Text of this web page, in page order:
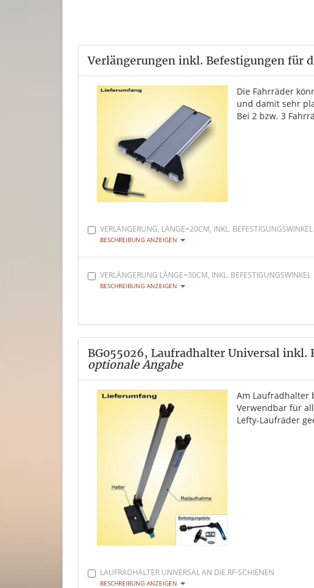
Verlängerungen inkl. Befestigungen für
Die Fahrräder
und damit sehr
Bei 2 bzw. 3
VERLÄNGERUNG, LÄNGE=20CM, INKL. BEFESTIGUNGSWINKEL
BESCHREIBUNG ANZEIGEN
VERLÄNGERUNG LÄNGE=30CM, INKL. BEFESTIGUNGSWINKEL
BESCHREIBUNG ANZEIGEN
BG055026, Laufradhalter Universal inkl.
optionale Angabe
Am Laufradhalter
Verwendbar für
Lefty-Laufräder
LAUFRADHALTER UNIVERSAL AN DIE RF-SCHIENEN
BESCHREIBUNG ANZEIGEN